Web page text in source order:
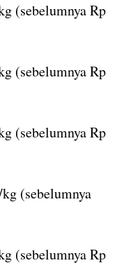
(sebelumnya Rp
(sebelumnya Rp
(sebelumnya Rp
(sebelumnya
(sebelumnya Rp